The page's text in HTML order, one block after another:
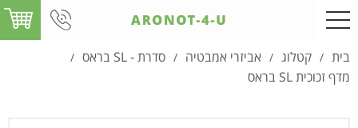
בית / קטלוג / אביזרי אמבטיה / סדרת - SL בראס /
מדף זכוכית SL בראס